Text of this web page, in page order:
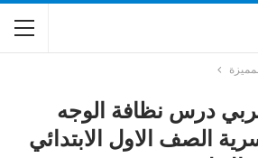
درس نظافة الوجه
الصف الاول الابتدائي